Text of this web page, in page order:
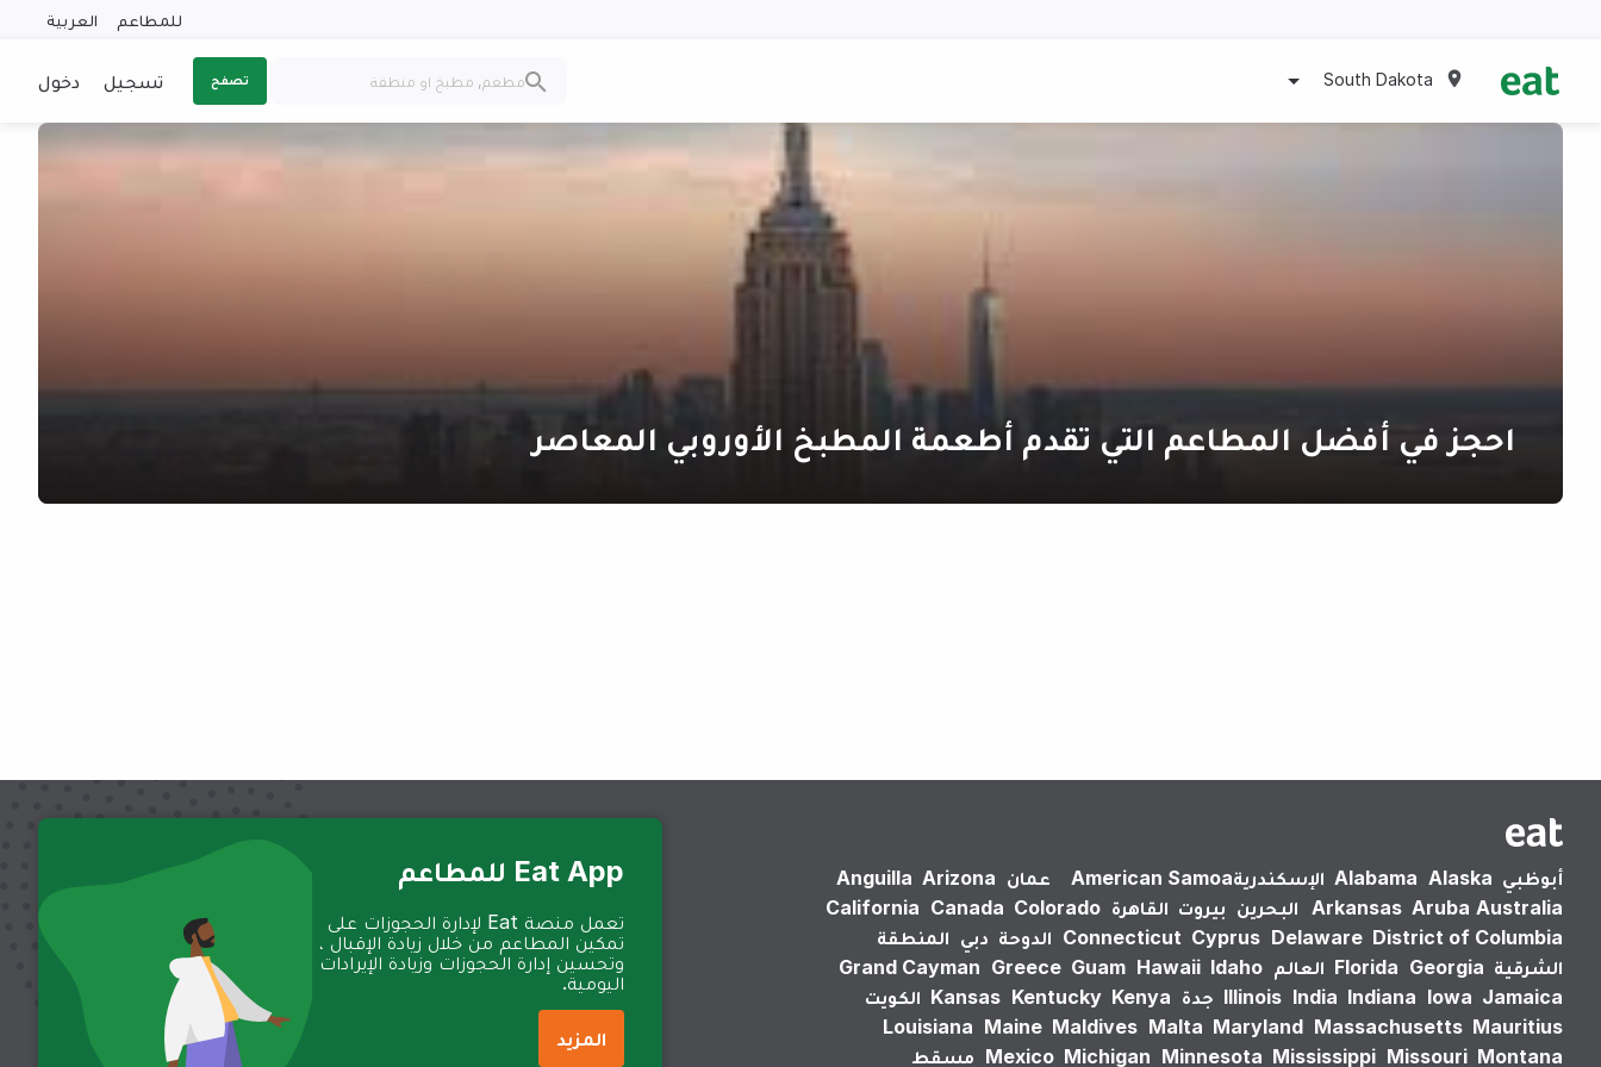
للمطاعم العربية
South Dakota تصفح تسجيل دخول
احجز في أفضل المطاعم التي تقدم أطعمة المطبخ الأوروبي المعاصر
أبوظبي Alabama Alaska الإسكندرية‎American Samoa عمان Anguilla Arizona
Arkansas Aruba Australia البحرين بيروت القاهرة California Canada Colorado
Connecticut Cyprus Delaware District of Columbia الدوحة دبي المنطقة
الشرقية
Florida Georgia العالم Grand Cayman Greece Guam Hawaii Idaho
Illinois India Indiana Iowa Jamaica جدة Kansas Kentucky Kenya
الكويت
Louisiana Maine Maldives Malta Maryland Massachusetts Mauritius
Mexico Michigan Minnesota Mississippi Missouri Montana مسقط
Eat App للمطاعم
تعمل منصة Eat لإدارة الحجوزات على
تمكين المطاعم من خلال زيادة الإقبال ،
وتحسين إدارة الحجوزات وزيادة الإيرادات
اليومية.
المزيد